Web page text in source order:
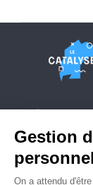
Conditions
Contactez-
Politique de